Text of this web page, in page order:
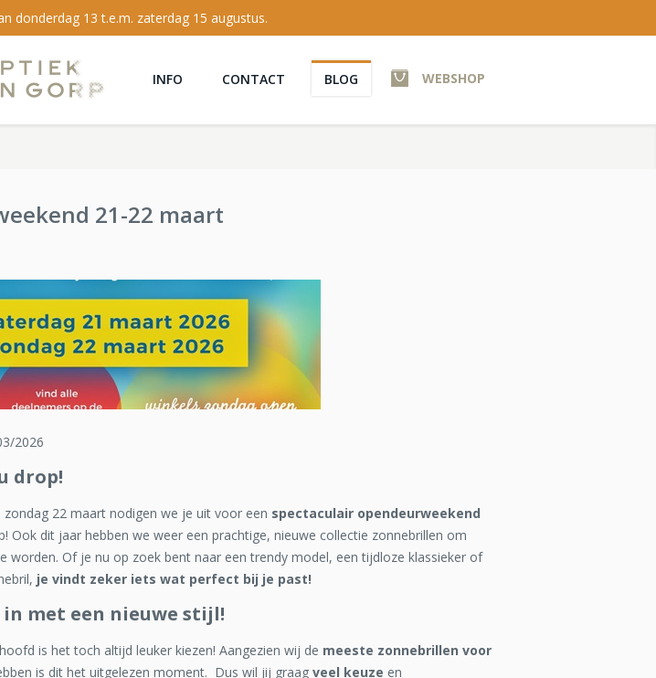
donderdag 13 t.e.m. zaterdag 15 augustus.
WEBSHOP
INFO CONTACT BLOG
21-22 maart
2026
drop!
zondag 22 maart nodigen we je uit voor een spectaculair opendeurweekend
Ook dit jaar hebben we weer een prachtige, nieuwe collectie zonnebrillen om
worden. Of je nu op zoek bent naar een trendy model, een tijdloze klassieker of
je vindt zeker iets wat perfect bij je past!
in met een nieuwe stijl!
is het toch altijd leuker kiezen! Aangezien wij de meeste zonnebrillen voor
is dit het uitgelezen moment. Dus wil jij graag veel keuze en